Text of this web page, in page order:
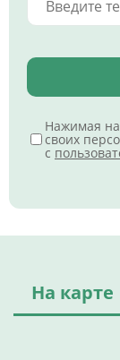
Нажимая на
своих
с
На карте